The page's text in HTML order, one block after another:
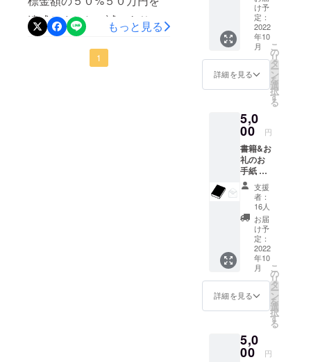
ます。引き続きよろしくお
願いいたします！
達成しました！誠にありが
とうございました。叶えた
い未来のために残りの期間
もっと見る
1
冊郵送
にてご
提供い
たしま
す。 ま
た、お
礼の
メッ
セージ
ルにて
お送り
させて
いただ
きま
す。
け予
定：
2022
年10
月
詳細を見る
こ
の
リ
タ
ー
ン
を
選
択
す
る
5,0
00 円
書籍&お
礼のお
手紙 出
版され
る書籍
を１冊
郵送に
てご提
供いた
しま
す。 ま
た、直
筆のお
手紙で
お礼を
お伝え
ます。
支援
者：
16人
お届
け予
定：
2022
年10
月
詳細を見る
こ
の
リ
タ
ー
ン
を
選
択
す
る
5,0
00 円